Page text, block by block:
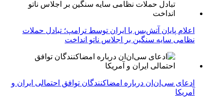
اعلام پایان آتش‌بس با ایران توسط ترامپ؛ تبادل حملات
نظامی سایه سنگین بر اجلاس ناتو انداخت
ادعای سی‌ان‌ان درباره امضاکنندگان توافق احتمالی ایران و
آمریکا